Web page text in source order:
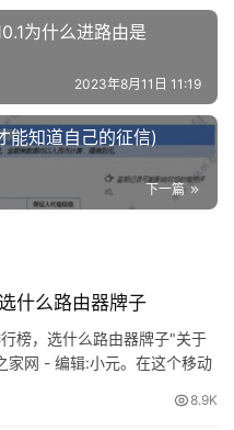
长按Reset按钮10~15秒
。
密码，宽带账号等）将
收藏！
为什么进路由是
2023年8月11日 11:19
能知道自己的征信)
下一篇
什么路由器牌子
榜，选什么路由器牌子"关于
家网 - 编辑:小元。在这个移动
8.9K